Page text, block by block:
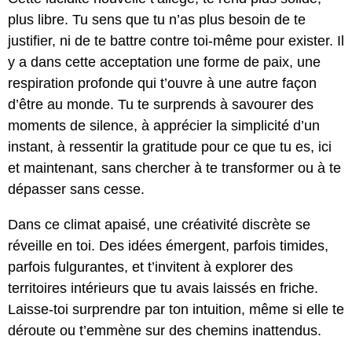
plus libre. Tu sens que tu n’as plus besoin de te
justifier, ni de te battre contre toi-même pour exister. Il
y a dans cette acceptation une forme de paix, une
respiration profonde qui t’ouvre à une autre façon
d’être au monde. Tu te surprends à savourer des
moments de silence, à apprécier la simplicité d’un
instant, à ressentir la gratitude pour ce que tu es, ici
et maintenant, sans chercher à te transformer ou à te
dépasser sans cesse.
Dans ce climat apaisé, une créativité discrète se
réveille en toi. Des idées émergent, parfois timides,
parfois fulgurantes, et t’invitent à explorer des
territoires intérieurs que tu avais laissés en friche.
Laisse-toi surprendre par ton intuition, même si elle te
déroute ou t’emmène sur des chemins inattendus.